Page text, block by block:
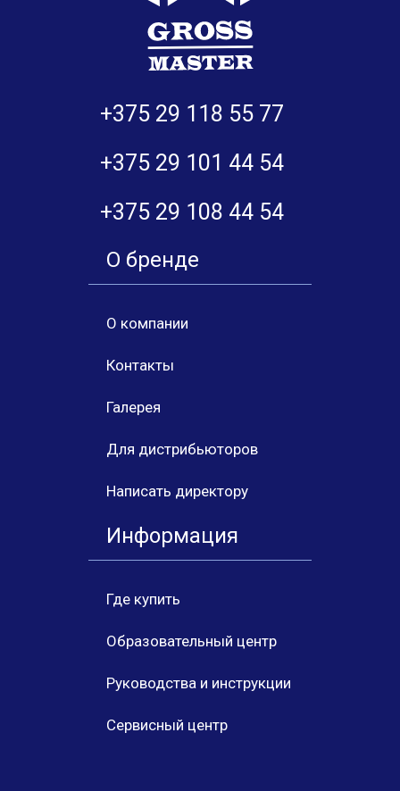
О бренде
О компании
Контакты
Галерея
Для дистрибьюторов
Написать директору
+375 29 118 55 77
+375 29 101 44 54
+375 29 108 44 54
Информация
Где купить
Образовательный центр
Руководства и инструкции
Сервисный центр